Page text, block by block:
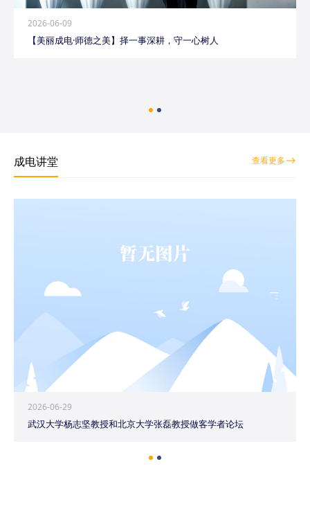
2026-06-09
【美丽成电·师德之美】择一事深耕，守一心树人
成电讲堂 查看更多
2026-06-29
武汉大学杨志坚教授和北京大学张磊教授做客学者论坛